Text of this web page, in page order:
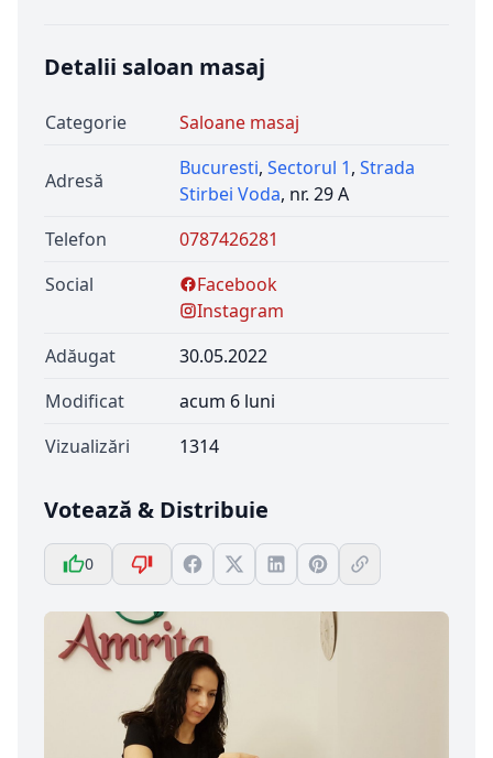
Detalii saloan masaj
Categorie Saloane masaj
Adresă
Bucuresti, Sectorul 1, Strada
Stirbei Voda, nr. 29 A
Telefon
0787426281
Social
Facebook
Instagram
Adăugat
30.05.2022
Modificat
acum 6 luni
Vizualizări
1314
Votează & Distribuie
0